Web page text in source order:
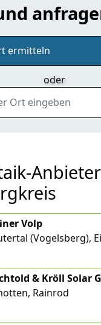
ermitteln
oder
Anbieter
Volp
(Vogelsberg),
& Kröll Solar
Rainrod